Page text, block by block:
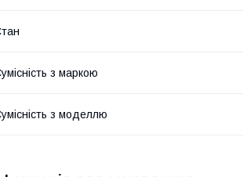
з маркою
з моделлю